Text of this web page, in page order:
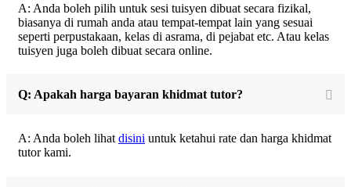
A: Anda boleh pilih untuk sesi tuisyen dibuat secara fizikal,
biasanya di rumah anda atau tempat-tempat lain yang sesuai
seperti perpustakaan, kelas di asrama, di pejabat etc. Atau kelas
tuisyen juga boleh dibuat secara online.
Q: Apakah harga bayaran khidmat tutor?
A: Anda boleh lihat disini untuk ketahui rate dan harga khidmat
tutor kami.